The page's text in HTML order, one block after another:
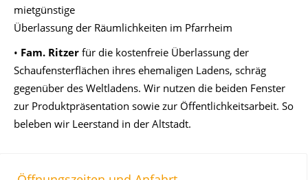
mietgünstige
Überlassung der Räumlichkeiten im Pfarrheim
• Fam. Ritzer für die kostenfreie Überlassung der
Schaufensterflächen ihres ehemaligen Ladens, schräg
gegenüber des Weltladens. Wir nutzen die beiden Fenster
zur Produktpräsentation sowie zur Öffentlichkeitsarbeit. So
beleben wir Leerstand in der Altstadt.